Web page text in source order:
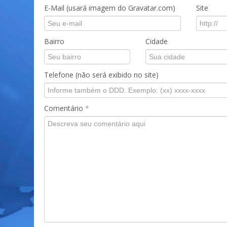
E-Mail (usará imagem do Gravatar.com) Site
Bairro Cidade
Telefone (não será exibido no site)
Comentário *